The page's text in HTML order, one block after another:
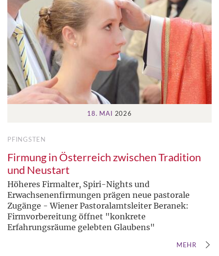
18. MAI 2026
PFINGSTEN
Firmung in Österreich zwischen Tradition
und Neustart
Höheres Firmalter, Spiri-Nights und
Erwachsenenfirmungen prägen neue pastorale
Zugänge - Wiener Pastoralamtsleiter Beranek:
Firmvorbereitung öffnet "konkrete
Erfahrungsräume gelebten Glaubens"
MEHR